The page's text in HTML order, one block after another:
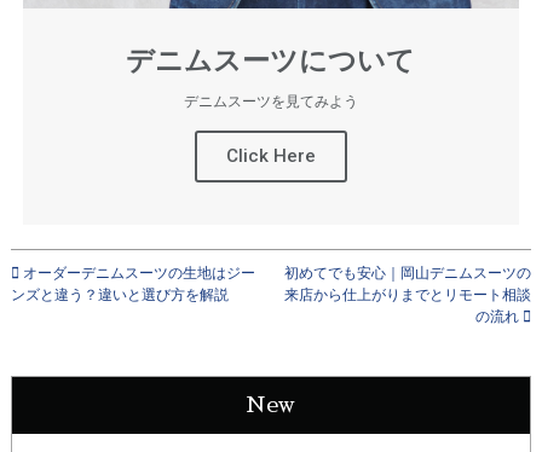
デニムスーツについて
デニムスーツを見てみよう
Click Here
オーダーデニムスーツの生地はジー
ンズと違う？違いと選び方を解説
初めてでも安心｜岡山デニムスーツの
来店から仕上がりまでとリモート相談
の流れ
New